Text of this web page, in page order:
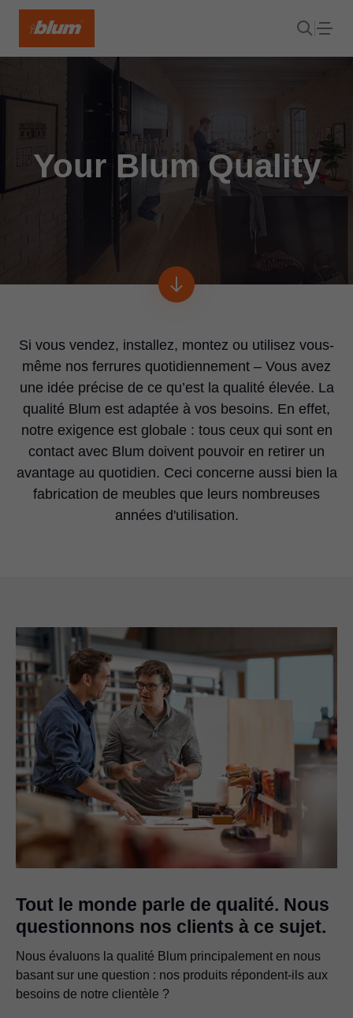
Your Blum Quality
Si vous vendez, installez, montez ou utilisez vous-
même nos ferrures quotidiennement – Vous avez
une idée précise de ce qu’est la qualité élevée. La
qualité Blum est adaptée à vos besoins. En effet,
notre exigence est globale : tous ceux qui sont en
contact avec Blum doivent pouvoir en retirer un
avantage au quotidien. Ceci concerne aussi bien la
fabrication de meubles que leurs nombreuses
années d'utilisation.
Tout le monde parle de qualité. Nous
questionnons nos clients à ce sujet.
Nous évaluons la qualité Blum principalement en nous
basant sur une question : nos produits répondent-ils aux
besoins de notre clientèle ?